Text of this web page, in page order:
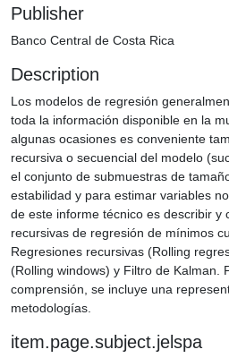
Publisher
Banco Central de Costa Rica
Description
Los modelos de regresión
toda la información disponible en la
algunas ocasiones es conveniente
recursiva o secuencial del modelo
el conjunto de submuestras de
estabilidad y para estimar variables
de este informe técnico es describir y
recursivas de regresión de mínimos
Regresiones recursivas (Rolling
(Rolling windows) y Filtro de Kalman.
comprensión, se incluye una
metodologías.
item.page.subject.jelspa